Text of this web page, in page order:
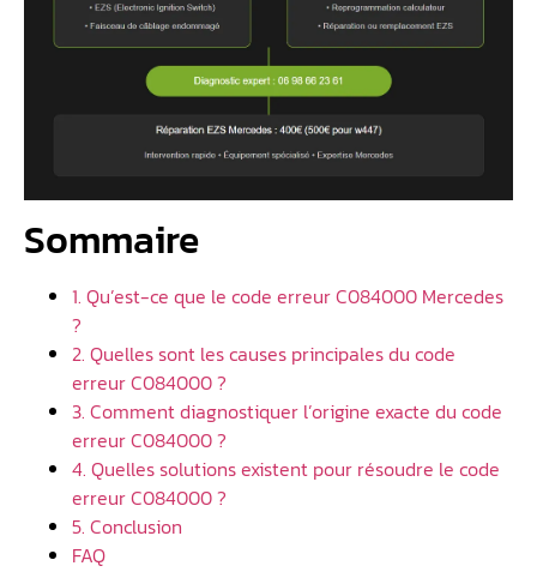
Sommaire
1. Qu’est-ce que le code erreur C084000 Mercedes
?
2. Quelles sont les causes principales du code
erreur C084000 ?
3. Comment diagnostiquer l’origine exacte du code
erreur C084000 ?
4. Quelles solutions existent pour résoudre le code
erreur C084000 ?
5. Conclusion
FAQ